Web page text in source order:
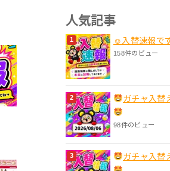
人気記事
☺入替速報で
158件のビュー
ガチャ入替
98件のビュー
ガチャ入替